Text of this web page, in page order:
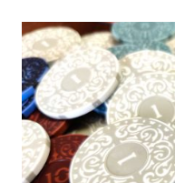
TALVISOTA